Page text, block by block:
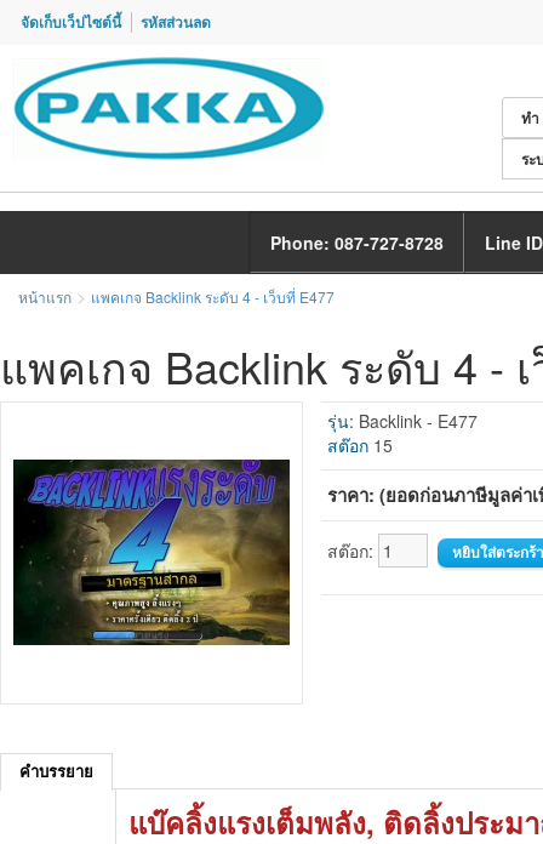
จัดเก็บเว็ปไซต์นี้ รหัสส่วนลด
ทำ
ระ
Phone: 087-727-8728 Line
หน้าแรก > แพคเกจ Backlink ระดับ 4 - เว็บที่ E477
แพคเกจ Backlink ระดับ 4 -
รุ่น: Backlink - E477
สต๊อก 15
ราคา: (ยอดก่อนภาษีมูลค่า
สต๊อก:
คำบรรยาย
แบ๊คลิ้งแรงเต็มพลัง, ติดลิ้งประ